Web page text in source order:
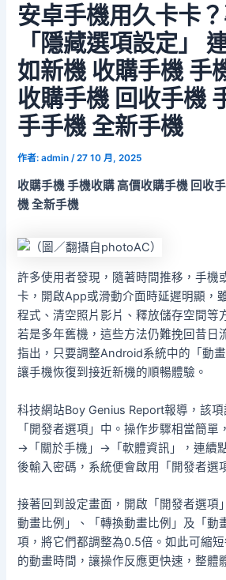
安卓手機用久卡卡
「隱藏選項設定」
如新機 收購手機 手
收購手機 回收手機
手手機 全新手機
作者:admin/27 10 月, 2025
收購手機 手機收購 高價收購手機 回收
機 全新手機
許多使用者發現，隨著時間推移，手機
卡，開啟App或滑動介面時延遲明顯，
程式、清空照片影片、釋放儲存空間等
若是多年舊機，這些方法仍難挽回昔日
指出，只要調整Android系統中的「動
讓手機恢復到接近新機的順暢體驗。
科技網站Boy Genius Report報導，該
「開發者選項」中。操作步驟相當簡單
→「關於手機」→「軟體資訊」，連續
後輸入密碼，系統便會啟用「開發者選
接著回到設定畫面，開啟「開發者選項
動畫比例」、「轉換動畫比例」及「動
項，將它們都調整為0.5倍。如此可縮
的動畫時間，讓操作反應更快速，整體